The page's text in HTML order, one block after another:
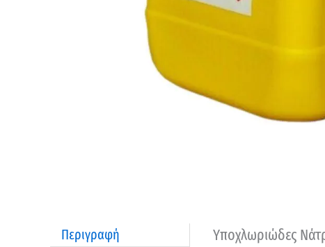
Περιγραφή
Υποχλωριώδες